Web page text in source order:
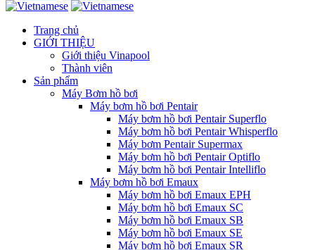
Trang chủ
GIỚI THIỆU
Giới thiệu Vinapool
Thành viên
Sản phẩm
Máy Bơm hồ bơi
Máy bơm hồ bơi Pentair
Máy bơm hồ bơi Pentair Superflo
Máy bơm hồ bơi Pentair Whisperflo
Máy bơm Pentair Supermax
Máy bơm hồ bơi Pentair Optiflo
Máy bơm hồ bơi Pentair Intelliflo
Máy bơm hồ bơi Emaux
Máy bơm hồ bơi Emaux EPH
Máy bơm hồ bơi Emaux SC
Máy bơm hồ bơi Emaux SB
Máy bơm hồ bơi Emaux SE
Máy bơm hồ bơi Emaux SR